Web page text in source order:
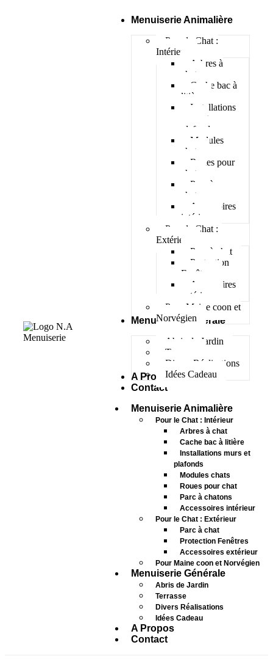
Menuiserie Animalière
Pour le Chat :
Intérieur
Arbres à
chat
Cache bac à
litière
Installations
murs et
plafonds
Modules
chats
Roues pour
chat
Parc à
chatons
Accessoires
intérieur
Pour le Chat :
Extérieur
Parc à chat
Protection
Fenêtres
Accessoires
extérieur
Pour Maine coon et
Norvégien
Menuiserie Générale
Abris de Jardin
Terrasse
Divers Réalisations
Idées Cadeau
A Propos
Contact
Menuiserie Animalière
Pour le Chat : Intérieur
Arbres à chat
Cache bac à litière
Installations murs et
plafonds
Modules chats
Roues pour chat
Parc à chatons
Accessoires intérieur
Pour le Chat : Extérieur
Parc à chat
Protection Fenêtres
Accessoires extérieur
Pour Maine coon et Norvégien
Menuiserie Générale
Abris de Jardin
Terrasse
Divers Réalisations
Idées Cadeau
A Propos
Contact